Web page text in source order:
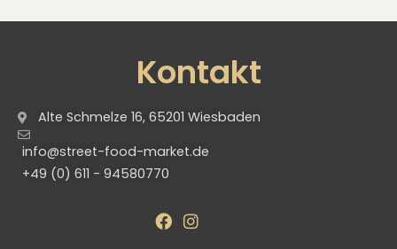
Kontakt
Alte Schmelze 16, 65201 Wiesbaden
info@street-food-market.de
+49 (0) 611 - 94580770